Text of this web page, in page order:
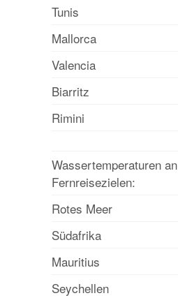
Tunis
Mallorca
Valencia
Biarritz
Rimini
Wassertemperaturen an
Fernreisezielen:
Rotes Meer
Südafrika
Mauritius
Seychellen